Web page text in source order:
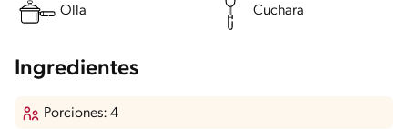
Olla Cuchara
Ingredientes
Porciones: 4